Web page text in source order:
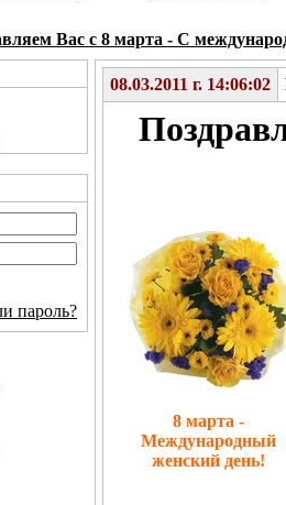
Вас с 8 марта - С
пароль?
08.03.2011 г. 14:06:02
8 марта -
Международный
женский день!